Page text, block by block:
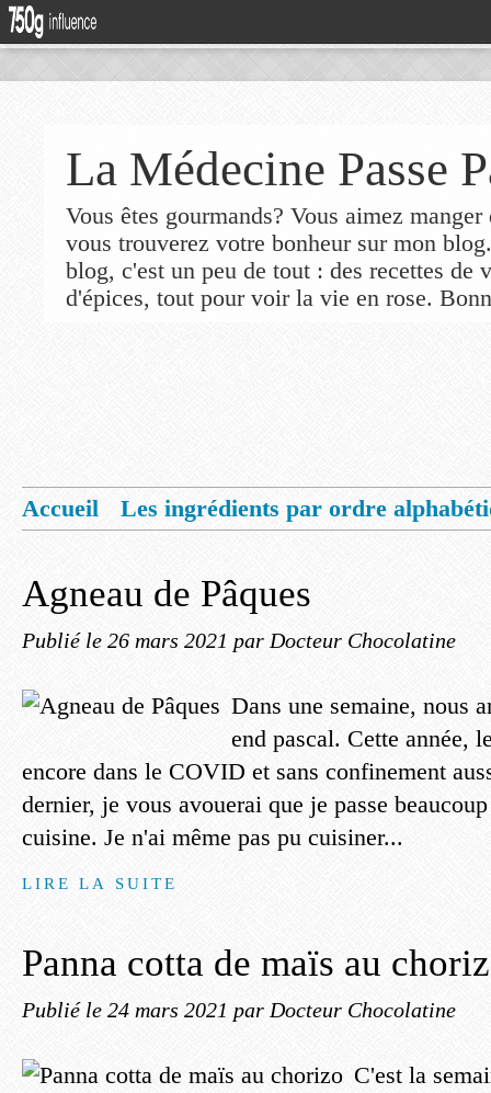
La Médecine Passe
Vous êtes gourmands? Vous aimez
vous trouverez votre bonheur sur mon
blog, c'est un peu de tout : des recettes de
d'épices, tout pour voir la vie en rose.
Accueil
Les ingrédients par ordre
Agneau de Pâques
Publié le 26 mars 2021 par Docteur Chocolatine
Dans une semaine, nous
end pascal. Cette année,
encore dans le COVID et sans confinement
dernier, je vous avouerai que je passe
cuisine. Je n'ai même pas pu cuisiner...
LIRE LA SUITE
Panna cotta de maïs au
Publié le 24 mars 2021 par Docteur Chocolatine
C'est la